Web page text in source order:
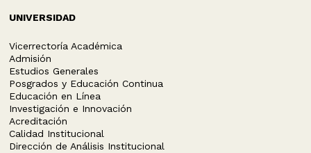
UNIVERSIDAD
Vicerrectoría Académica
Admisión
Estudios Generales
Posgrados y Educación Continua
Educación en Línea
Investigación e Innovación
Acreditación
Calidad Institucional
Dirección de Análisis Institucional